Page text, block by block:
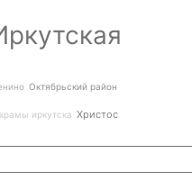
Октябрьский район
храмы иркутска Христос